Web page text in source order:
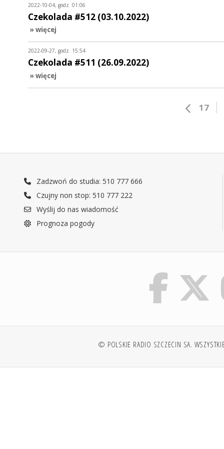
2022-10-04, godz. 01:06
Czekolada #512 (03.10.2022)
» więcej
2022-09-27, godz. 15:54
Czekolada #511 (26.09.2022)
» więcej
17
Zadzwoń do studia: 510 777 666
Czujny non stop: 510 777 222
Wyślij do nas wiadomość
Prognoza pogody
© POLSKIE RADIO SZCZECIN SA.